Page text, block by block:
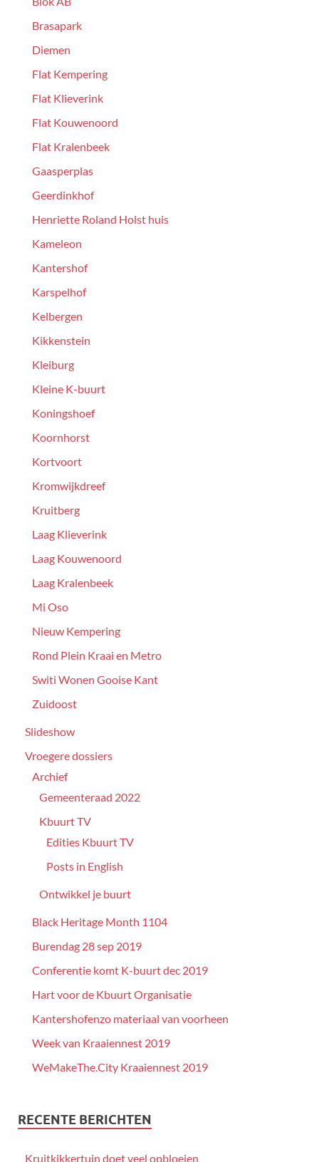
Brasapark
Diemen
Flat Kempering
Flat Klieverink
Flat Kouwenoord
Flat Kralenbeek
Gaasperplas
Geerdinkhof
Henriette Roland Holst huis
Kameleon
Kantershof
Karspelhof
Kelbergen
Kikkenstein
Kleiburg
Kleine K-buurt
Koningshoef
Koornhorst
Kortvoort
Kromwijkdreef
Kruitberg
Laag Klieverink
Laag Kouwenoord
Laag Kralenbeek
Mi Oso
Nieuw Kempering
Rond Plein Kraai en Metro
Switi Wonen Gooise Kant
Zuidoost
Slideshow
Vroegere dossiers
Archief
Gemeenteraad 2022
Kbuurt TV
Edities Kbuurt TV
Posts in English
Ontwikkel je buurt
Black Heritage Month 1104
Burendag 28 sep 2019
Conferentie komt K-buurt dec 2019
Hart voor de Kbuurt Organisatie
Kantershofenzo materiaal van voorheen
Week van Kraaiennest 2019
WeMakeThe.City Kraaiennest 2019
RECENTE BERICHTEN
Kruitkikkertuin doet veel opbloeien